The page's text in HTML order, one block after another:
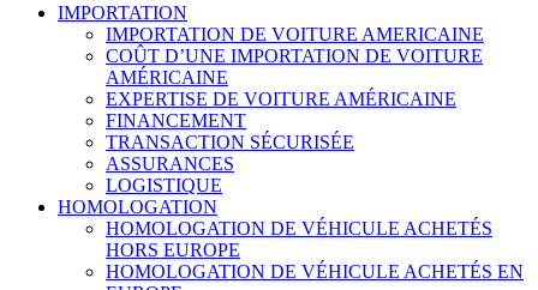
IMPORTATION
IMPORTATION DE VOITURE AMERICAINE
COÛT D’UNE IMPORTATION DE VOITURE
AMÉRICAINE
EXPERTISE DE VOITURE AMÉRICAINE
FINANCEMENT
TRANSACTION SÉCURISÉE
ASSURANCES
LOGISTIQUE
HOMOLOGATION
HOMOLOGATION DE VÉHICULE ACHETÉS
HORS EUROPE
HOMOLOGATION DE VÉHICULE ACHETÉS EN